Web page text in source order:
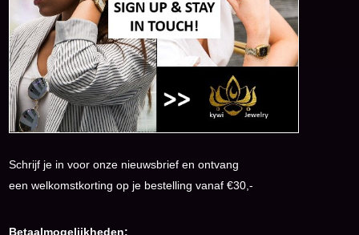
Schrijf je in voor onze nieuwsbrief en ontvang
een welkomstkorting op je bestelling vanaf €30,-
Betaalmogelijkheden: